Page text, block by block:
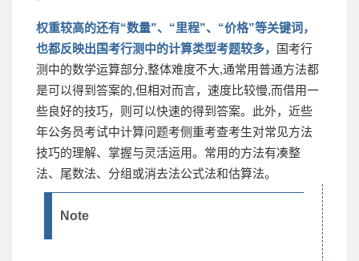
权重较高的还有“数量”、“里程”、“价格”等关键词，
也都反映出国考行测中的计算类型考题较多，
国考行
测中的数学运算部分,整体难度不大,通常用普通方法都
是可以得到答案的,但相对而言，速度比较慢,而借用一
些良好的技巧，则可以快速的得到答案。此外，近些
年公务员考试中计算问题考侧重考查考生对常见方法
技巧的理解、掌握与灵活运用。常用的方法有凑整
法、尾数法、分组或消去法公式法和估算法。
Note